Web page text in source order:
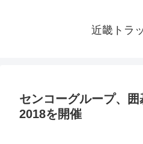
近畿トラ
センコーグループ、
2018を開催